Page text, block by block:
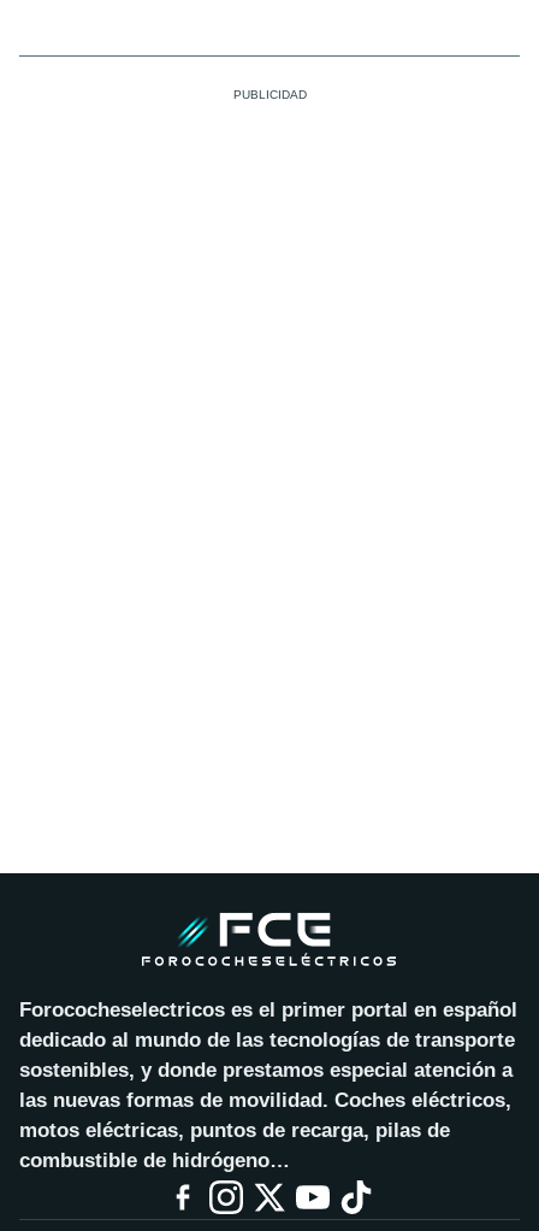
Forococheselectricos es el primer portal en español
dedicado al mundo de las tecnologías de transporte
sostenibles, y donde prestamos especial atención a
las nuevas formas de movilidad. Coches eléctricos,
motos eléctricas, puntos de recarga, pilas de
combustible de hidrógeno…